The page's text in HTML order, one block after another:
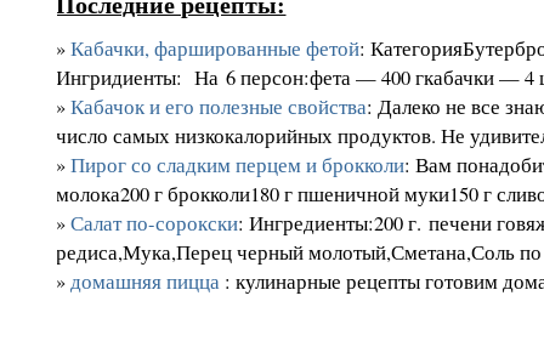
»Кабачки, фаршированные фетой:
Ингридиенты: На 6 персон:фета — 400 гкабачки — 4
»Кабачок и его полезные свойства: Далеко не все
число самых низкокалорийных продуктов. Не
»Пирог со сладким перцем и брокколи: Вам
молока200 г брокколи180 г пшеничной муки150 г
»Салат по-сорокски: Ингредиенты:200 г. печени
редиса,Мука,Перец черный молотый,Сметана,Соль по
»домашняя пицца : кулинарные рецепты готовим